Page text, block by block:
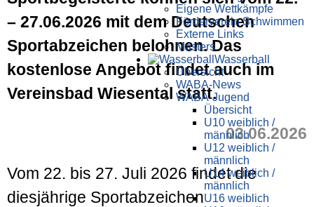
Eigene Wettkämpfe
Förderverein Schwimmen
Externe Links
Masters
Wasser­ball
Übersicht
WABA-News
WABA-Jugend
Übersicht
U10 weiblich /
männlich
U12 weiblich /
männlich
U14 weiblich /
männlich
U16 weiblich
– 27.06.2026 mit dem Deutschen
Sportabzeichen belohnen. Das
kostenlose Angebot findet auch im
Vereinsbad Wiesental statt.
03.06.2026
Vom 22. bis 27. Juli 2026 findet die
diesjährige Sportabzeichen